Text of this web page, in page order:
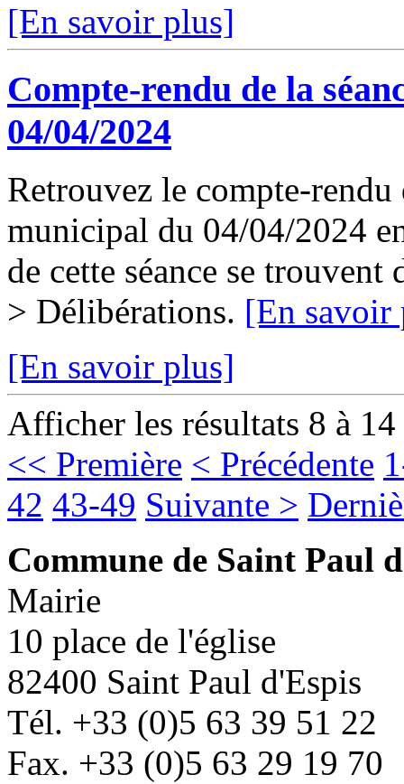
[En savoir plus]
Compte-rendu de la
04/04/2024
Retrouvez le compte-rendu
municipal du 04/04/2024
de cette séance se
> Délibérations. [En savoir
[En savoir plus]
Afficher les résultats 8 à
<< Première < Précédente
42 43-49 Suivante >
Commune de Saint Paul
Mairie
10 place de l'église
82400 Saint Paul d'Espis
Tél. +33 (0)5 63 39 51 22
Fax. +33 (0)5 63 29 19 70